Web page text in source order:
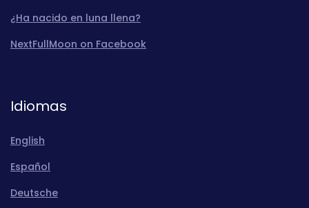
¿Ha nacido en luna llena?
NextFullMoon on Facebook
Idiomas
English
Español
Deutsche